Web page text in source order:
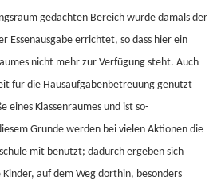
gedachten Bereich wurde damals der
Essenausgabe errichtet, so dass hier ein
nicht mehr zur Verfügung steht. Auch
für die Hau­saufgabenbetreuung genutzt
eines Klassenraumes und ist so-
Grunde werden bei vielen Aktionen die
mit benutzt; dadurch ergeben sich
auf dem Weg dorthin, besonders